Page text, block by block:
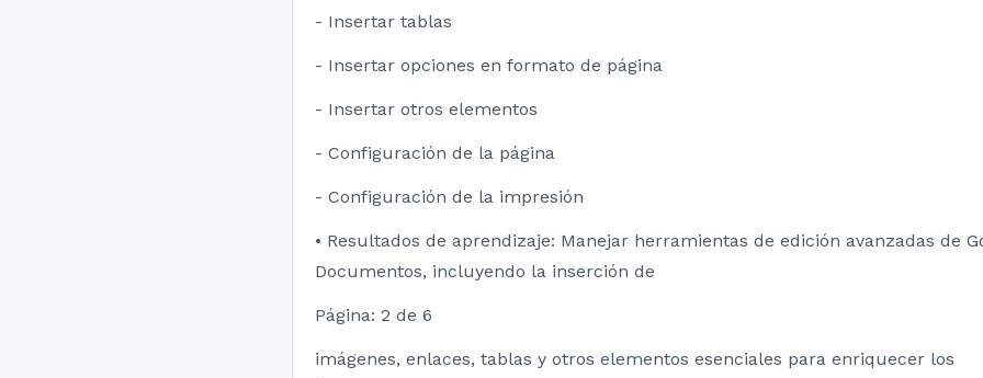
- Insertar tablas
- Insertar opciones en formato de página
- Insertar otros elementos
- Configuración de la página
- Configuración de la impresión
• Resultados de aprendizaje: Manejar herramientas de edición avanzadas de
Documentos, incluyendo la inserción de
Página: 2 de 6
imágenes, enlaces, tablas y otros elementos esenciales para enriquecer los